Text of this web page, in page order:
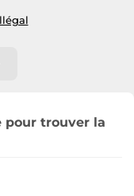
pour trouver la